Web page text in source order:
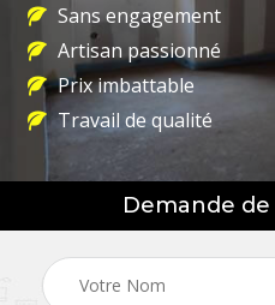
Sans engagement
Artisan passionné
Prix imbattable
Travail de qualité
Demande